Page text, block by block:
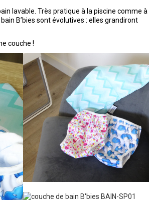
lavable. Très pratique à la piscine comme à
B’bies sont évolutives : elles grandiront
couche !